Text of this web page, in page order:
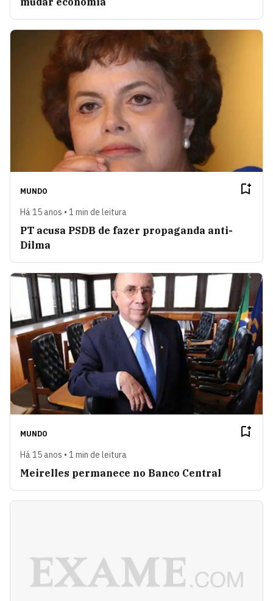
MUNDO
Há 15 anos • 1 min de leitura
PT acusa PSDB de fazer propaganda anti-
Dilma
MUNDO
Há 15 anos • 1 min de leitura
Meirelles permanece no Banco Central